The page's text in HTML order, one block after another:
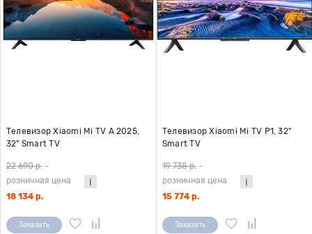
Телевизор Xiaomi Mi TV A 2025,
32" Smart TV
22 690 р. -
розничная цена
18 134 р.
Заказать
Телевизор Xiaomi Mi TV P1, 32"
Smart TV
19 738 р. -
розничная цена
15 774 р.
Заказать